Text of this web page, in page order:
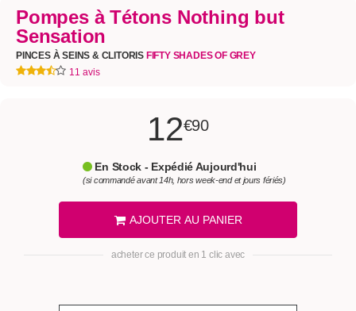
Pompes à Tétons Nothing but
Sensation
PINCES À SEINS & CLITORIS FIFTY SHADES OF GREY
11 avis
12€90
En Stock - Expédié Aujourd'hui
(si commandé avant 14h, hors week-end et jours fériés)
AJOUTER AU PANIER
acheter ce produit en 1 clic avec